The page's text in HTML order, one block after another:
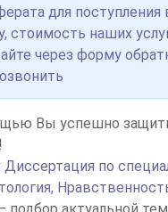
для поступления
стоимость наших
через форму
Вы успешно
Диссертация по